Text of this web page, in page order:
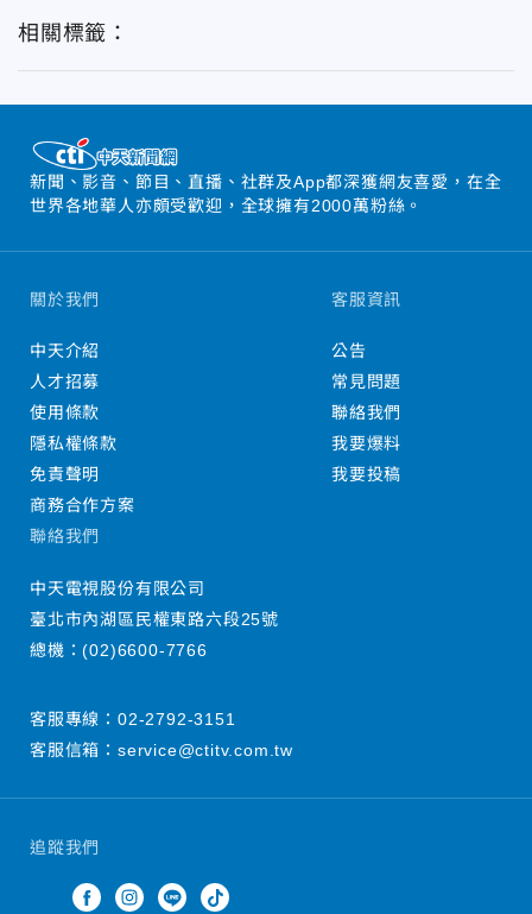
相關標籤：
新聞、影音、節目、直播、社群及App都深獲網友喜愛，在全
世界各地華人亦頗受歡迎，全球擁有2000萬粉絲。
追蹤我們
關於我們
中天介紹
人才招募
使用條款
隱私權條款
免責聲明
商務合作方案
客服資訊
公告
常見問題
聯絡我們
我要爆料
我要投稿
聯絡我們
中天電視股份有限公司
臺北市內湖區民權東路六段25號
總機：(02)6600-7766
客服專線： 02-2792-3151
客服信箱： service@ctitv.com.tw